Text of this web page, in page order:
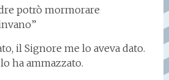
potrò mormorare
il Signore me lo aveva dato.
ha ammazzato.